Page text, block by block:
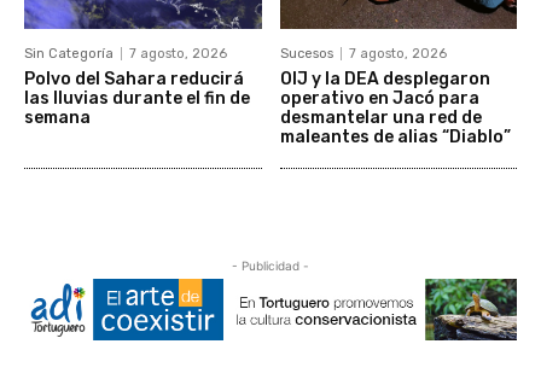
Sin Categoría 7 agosto, 2026
Polvo del Sahara reducirá
las lluvias durante el fin de
semana
Sucesos 7 agosto, 2026
OIJ y la DEA desplegaron
operativo en Jacó para
desmantelar una red de
maleantes de alias “Diablo”
- Publicidad -